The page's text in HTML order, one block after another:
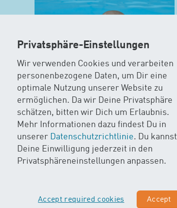
Privatsphäre-Einstellungen
Wir verwenden Cookies und verarbeiten
personenbezogene Daten, um Dir eine
optimale Nutzung unserer Website zu
ermöglichen. Da wir Deine Privatsphäre
schätzen, bitten wir Dich um Erlaubnis.
Mehr Informationen dazu findest Du in
unserer Datenschutzrichtlinie. Du kannst
Deine Einwilligung jederzeit in den
Privatsphäreneinstellungen anpassen.
Accept required cookies Accept
MAXIS
AB 15 MONATEN
Im MAXIS-Kurs stehen Sicherheit
und Spass im Wasser im
erste Erfahrungen mit
unterschiedlichen